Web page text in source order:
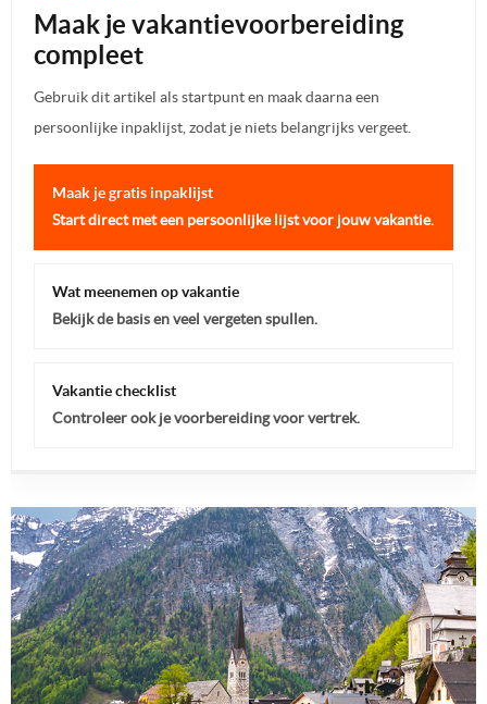
Maak je vakantievoorbereiding
compleet
Gebruik dit artikel als startpunt en maak daarna een
persoonlijke inpaklijst, zodat je niets belangrijks vergeet.
Maak je gratis inpaklijst
Start direct met een persoonlijke lijst voor jouw vakantie.
Wat meenemen op vakantie
Bekijk de basis en veel vergeten spullen.
Vakantie checklist
Controleer ook je voorbereiding voor vertrek.